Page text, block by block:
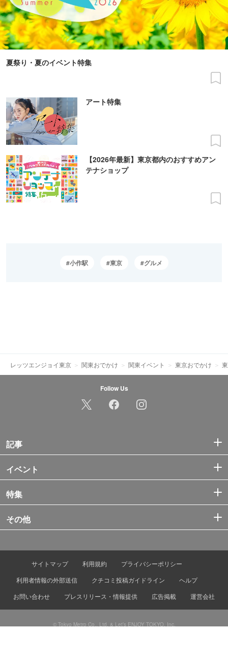
夏祭り・夏のイベント特集
アート特集
【2026年最新】東京都内のおすすめアン
テナショップ
小作駅 東京 グルメ
レッツエンジョイ東京 関東おでかけ 関東イベント 東京おでかけ
Follow Us
記事
イベント
特集
その他
サイトマップ 利用規約
プライバシーポリシー
利用者情報の外部送信
クチコミ投稿ガイドライン
ヘルプ
お問い合わせ
プレスリリース・情報提供 広告掲載 運営会社
© Tokyo Metro Co., Ltd. & Let’s ENJOY TOKYO, Inc.